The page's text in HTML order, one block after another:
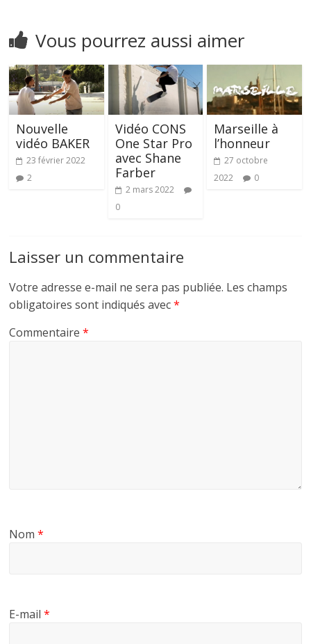
Vous pourrez aussi aimer
Nouvelle
vidéo BAKER
23 février 2022
2
Vidéo CONS
One Star Pro
avec Shane
Farber
2 mars 2022
0
Marseille à
l’honneur
27 octobre
2022
0
Laisser un commentaire
Votre adresse e-mail ne sera pas publiée. Les champs
obligatoires sont indiqués avec*
Commentaire*
Nom*
E-mail*